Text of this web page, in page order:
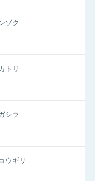
ゾク
トリ
シラ
ウギリ